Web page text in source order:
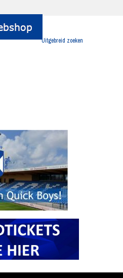
Uitgebreid zoeken